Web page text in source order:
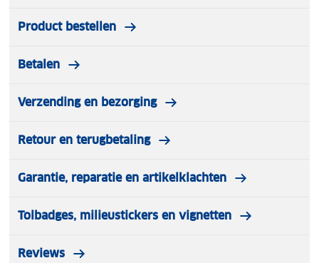
Product bestellen
Betalen
Verzending en bezorging
Retour en terugbetaling
Garantie, reparatie en artikelklachten
Tolbadges, milieustickers en vignetten
Reviews